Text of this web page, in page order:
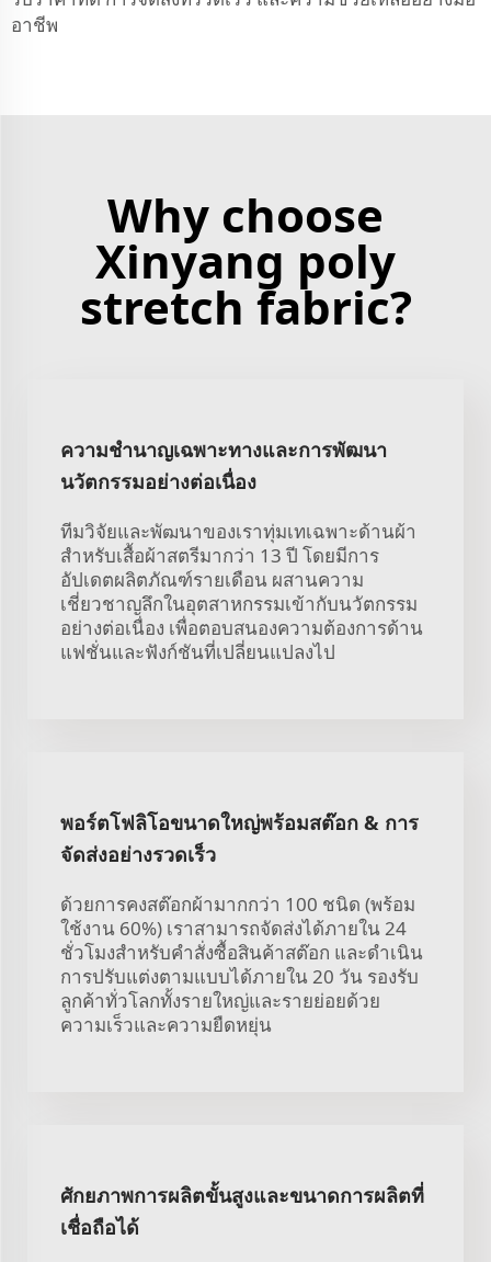
อาชีพ
Why choose
Xinyang poly
stretch fabric?
ความชำนาญเฉพาะทางและการพัฒนา
นวัตกรรมอย่างต่อเนื่อง
ทีมวิจัยและพัฒนาของเราทุ่มเทเฉพาะด้านผ้า
สำหรับเสื้อผ้าสตรีมากว่า 13 ปี โดยมีการ
อัปเดตผลิตภัณฑ์รายเดือน ผสานความ
เชี่ยวชาญลึกในอุตสาหกรรมเข้ากับนวัตกรรม
อย่างต่อเนื่อง เพื่อตอบสนองความต้องการด้าน
แฟชั่นและฟังก์ชันที่เปลี่ยนแปลงไป
พอร์ตโฟลิโอขนาดใหญ่พร้อมสต๊อก & การ
จัดส่งอย่างรวดเร็ว
ด้วยการคงสต๊อกผ้ามากกว่า 100 ชนิด (พร้อม
ใช้งาน 60%) เราสามารถจัดส่งได้ภายใน 24
ชั่วโมงสำหรับคำสั่งซื้อสินค้าสต๊อก และดำเนิน
การปรับแต่งตามแบบได้ภายใน 20 วัน รองรับ
ลูกค้าทั่วโลกทั้งรายใหญ่และรายย่อยด้วย
ความเร็วและความยืดหยุ่น
ศักยภาพการผลิตขั้นสูงและขนาดการผลิตที่
เชื่อถือได้